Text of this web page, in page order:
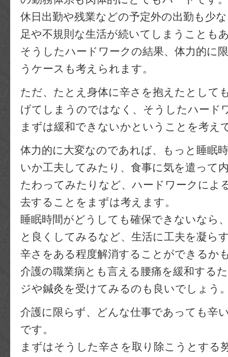
休日出勤や残業などの予定外の出勤も少
足や不規則な生活が続いてしまうことも
そうしたハードワークの結果、体力的に
うケースも考えられます。
ただ、たとえ身体に辛さを抱えたとして
げてしまうのではなく、そうしたハード
まずは緩和できないかということを考え
体力的に大変なのであれば、もっと睡眠
いか工夫してみたり、食事に気を遣って
たわってみたりなど、ハードワークによ
去することをまずは考えます。
睡眠時間がどうしても確保できないなら
と良くしてみるなど、生活に工夫を凝ら
辛さをある程度解消することができるか
介護の職業病とも言える腰痛を緩和する
ジや鍼灸を受けてみるのも良いでしょう
介護に限らず、どんな仕事であっても辛
です。
まずはそうした辛さを取り除こうとする